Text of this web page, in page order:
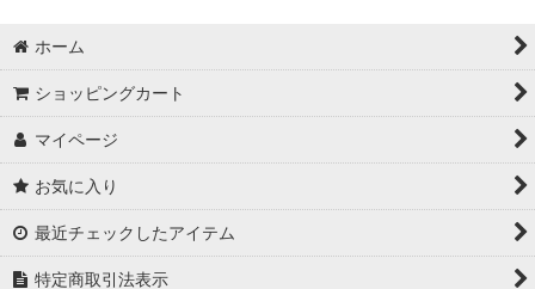
ホーム
ショッピングカート
マイページ
お気に入り
最近チェックしたアイテム
特定商取引法表示